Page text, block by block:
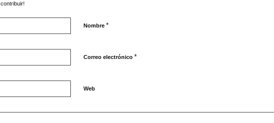
Nombre *
Correo electrónico *
Web